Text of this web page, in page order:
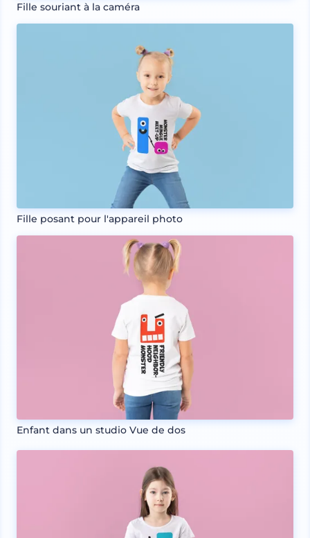
Fille souriant à la caméra
Fille posant pour l'appareil photo
Enfant dans un studio Vue de dos